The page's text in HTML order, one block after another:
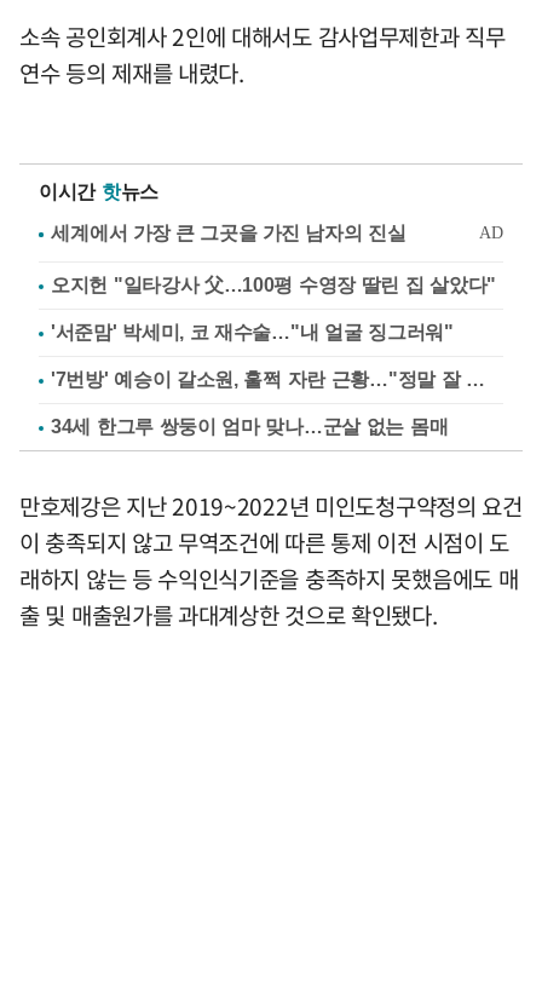
소속 공인회계사 2인에 대해서도 감사업무제한과 직무
연수 등의 제재를 내렸다.
이시간 핫뉴스
오지헌 "일타강사 父…100평 수영장 딸린 집 살았다"
'서준맘' 박세미, 코 재수술…"내 얼굴 징그러워"
'7번방' 예승이 갈소원, 훌쩍 자란 근황…"정말 잘 컸다"
34세 한그루 쌍둥이 엄마 맞나…군살 없는 몸매
만호제강은 지난 2019~2022년 미인도청구약정의 요건
이 충족되지 않고 무역조건에 따른 통제 이전 시점이 도
래하지 않는 등 수익인식기준을 충족하지 못했음에도 매
출 및 매출원가를 과대계상한 것으로 확인됐다.